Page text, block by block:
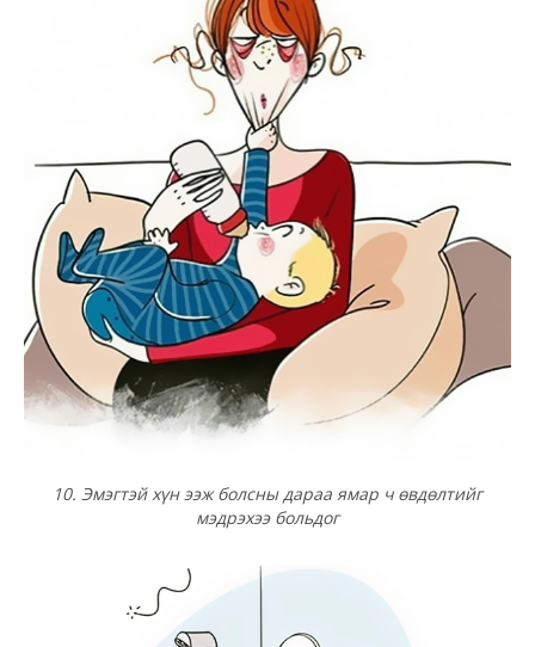
10. Эмэгтэй хүн ээж болсны дараа ямар ч өвдөлтийг
мэдрэхээ больдог